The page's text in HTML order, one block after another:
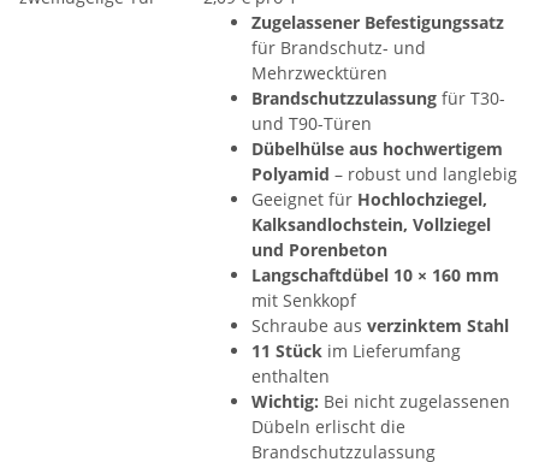
Zugelassener Befestigungssatz
für Brandschutz- und
Mehrzwecktüren
Brandschutzzulassungfür T30-
und T90-Türen
Dübelhülse aus hochwertigem
Polyamid – robust und langlebig
Geeignet für Hochlochziegel,
Kalksandlochstein, Vollziegel
und Porenbeton
Langschaftdübel 10 × 160 mm
mit Senkkopf
Schraube aus verzinktem Stahl
11 Stückim Lieferumfang
enthalten
Wichtig: Bei nicht zugelassenen
Dübeln erlischt die
Brandschutzzulassung